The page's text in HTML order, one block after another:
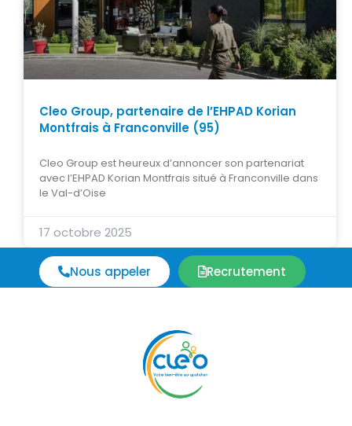
Cleo Group, partenaire de l’EHPAD Korian
Montfrais à Franconville (95)
Cleo Group est heureux d’annoncer son partenariat
avec l’EHPAD Korian Montfrais situé à Franconville dans
le Val-d’Oise
17 octobre 2025
Nous appeler Recrutement